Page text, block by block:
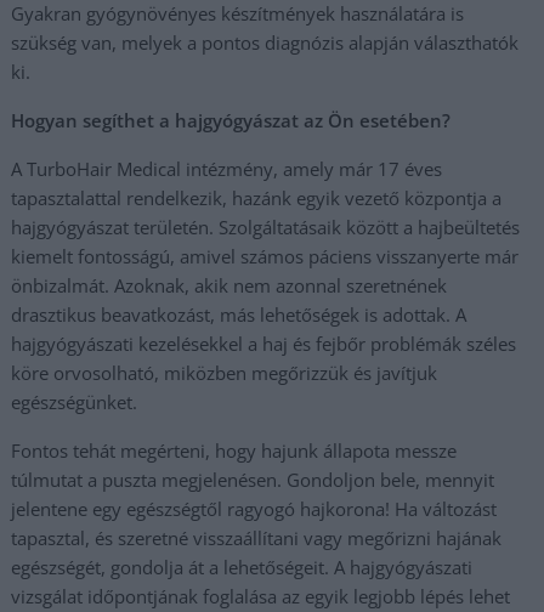
Gyakran gyógynövényes készítmények használatára is
szükség van, melyek a pontos diagnózis alapján választhatók
ki.
Hogyan segíthet a hajgyógyászat az Ön esetében?
A TurboHair Medical intézmény, amely már 17 éves
tapasztalattal rendelkezik, hazánk egyik vezető központja a
hajgyógyászat területén. Szolgáltatásaik között a hajbeültetés
kiemelt fontosságú, amivel számos páciens visszanyerte már
önbizalmát. Azoknak, akik nem azonnal szeretnének
drasztikus beavatkozást, más lehetőségek is adottak. A
hajgyógyászati kezelésekkel a haj és fejbőr problémák széles
köre orvosolható, miközben megőrizzük és javítjuk
egészségünket.
Fontos tehát megérteni, hogy hajunk állapota messze
túlmutat a puszta megjelenésen. Gondoljon bele, mennyit
jelentene egy egészségtől ragyogó hajkorona! Ha változást
tapasztal, és szeretné visszaállítani vagy megőrizni hajának
egészségét, gondolja át a lehetőségeit. A hajgyógyászati
vizsgálat időpontjának foglalása az egyik legjobb lépés lehet